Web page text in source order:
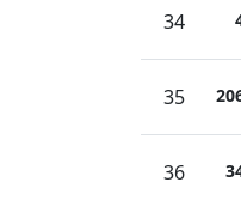
34
35
36